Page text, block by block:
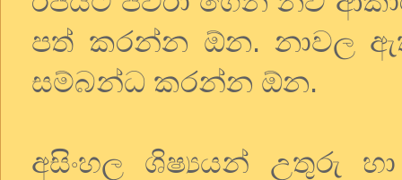
පත් කරන්න ඕන. නාවල
සම්බන්ධ කරන්න ඕන.
අසිංහල ශිෂ්‍යයන් උතුරු